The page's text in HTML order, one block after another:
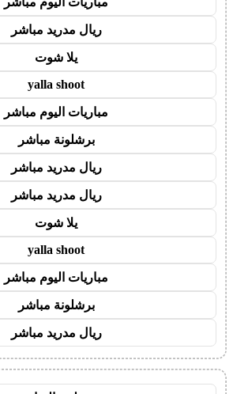
ريال مدريد مباشر
يلا شوت
yalla shoot
مباريات اليوم مباشر
برشلونة مباشر
ريال مدريد مباشر
ريال مدريد مباشر
يلا شوت
yalla shoot
مباريات اليوم مباشر
برشلونة مباشر
ريال مدريد مباشر